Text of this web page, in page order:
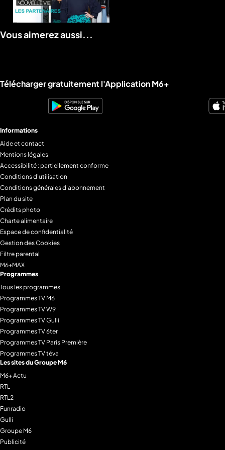
Les
partenaires
Nouveau
Vous aimerez aussi...
Liens utiles M6+.
Télécharger gratuitement l'Application M6+
Informations
Aide et contact
Mentions légales
Accessibilité : partiellement conforme
Conditions d'utilisation
Conditions générales d'abonnement
Plan du site
Crédits photo
Charte alimentaire
Espace de confidentialité
Gestion des Cookies
Filtre parental
M6+MAX
Programmes
Tous les programmes
Programmes TV M6
Programmes TV W9
Programmes TV Gulli
Programmes TV 6ter
Programmes TV Paris Première
Programmes TV téva
Les sites du Groupe M6
M6+ Actu
RTL
RTL2
Funradio
Gulli
Groupe M6
Publicité